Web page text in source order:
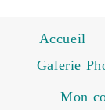
Accueil
Galerie
Mon